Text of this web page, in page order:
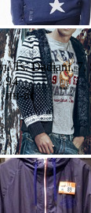
Ts. Dadiani,
94
пн-вс